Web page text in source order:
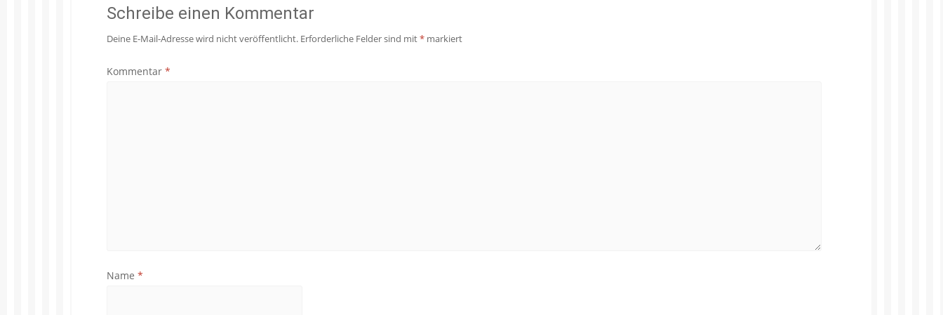
Schreibe einen Kommentar
Deine E-Mail-Adresse wird nicht veröffentlicht. Erforderliche Felder sind mit* markiert
Kommentar *
Name *